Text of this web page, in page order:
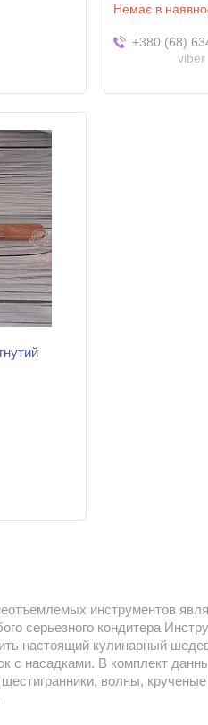
Немає в
+380 (68)
viber
инструментов
серьезного кондитера
настоящий кулинарный
с насадками. В комплект
волны,